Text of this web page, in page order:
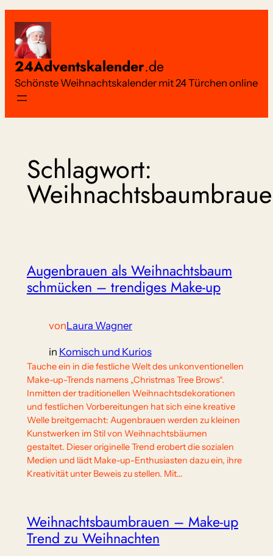
Inhalt
springen
24Adventskalender.de
Schönste Weihnachtskalender mit 24 Türchen online
Schlagwort:
Augenbrauen als Weihnachtsbaum
schmücken – trendiges Make-up
vonLaura Wagner
in Komisch und Kurios
Tauche ein in die festliche Welt des unkonventionellen
Make-up-Trends namens „Christmas Tree Brows“.
Inmitten der traditionellen Weihnachtsdekorationen
und festlichen Vorbereitungen hat sich eine kreative
Welle breitgemacht: Augenbrauen werden zu kleinen
Kunstwerken im Stil von Weihnachtsbäumen
gestaltet. Dieser originelle Trend erobert die sozialen
Medien und lädt Make-up-Enthusiasten dazu ein, ihre
Kreativität unter Beweis zu stellen. Mit…
Weihnachtsbaumbrauen – Make-up
Trend zu Weihnachten